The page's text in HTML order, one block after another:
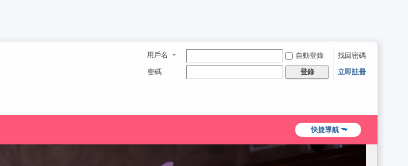
用戶名 自動登錄
找回密碼
密碼
登錄 立即註冊
快捷導航